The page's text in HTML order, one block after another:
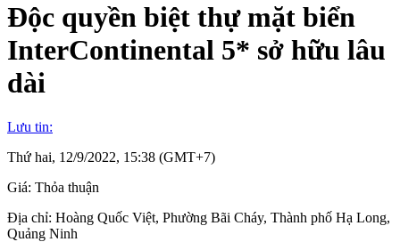
Độc quyền biệt thự mặt biển
InterContinental 5* sở hữu lâu
dài
Lưu tin:
Thứ hai, 12/9/2022, 15:38 (GMT+7)
Giá: Thỏa thuận
Địa chỉ: Hoàng Quốc Việt, Phường Bãi Cháy, Thành phố Hạ Long,
Quảng Ninh